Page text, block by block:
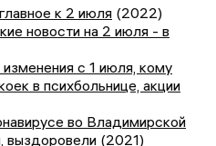
к 2 июля (2022)
новости на 2 июля - в
с 1 июля, кому
в психбольнице, акции
во Владимирской
выздоровели (2021)